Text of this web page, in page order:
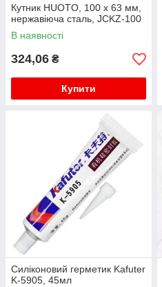
Кутник HUOTO, 100 x 63 мм,
нержавіюча сталь, JCKZ-100
В наявності
324,06 ₴
Купити
Силіконовий герметик Kafuter
K-5905, 45мл